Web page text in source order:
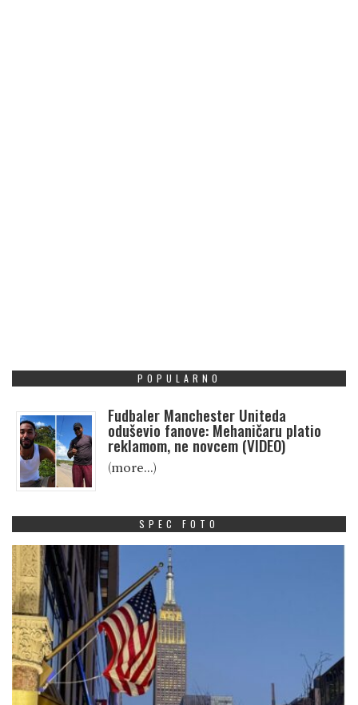
POPULARNO
Fudbaler Manchester Uniteda
oduševio fanove: Mehaničaru platio
reklamom, ne novcem (VIDEO)
(more…)
SPEC FOTO